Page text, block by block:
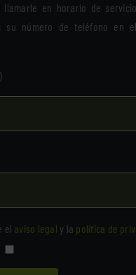
llamarle en horario de
su número de teléfono en
el aviso legal y la política de